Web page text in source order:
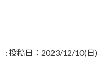
: 投稿日：2023/12/10(日)